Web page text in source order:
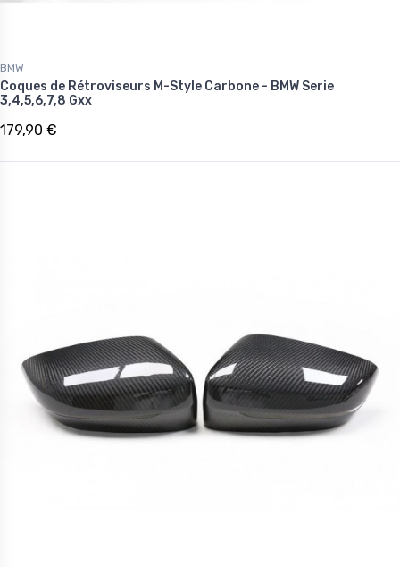
BMW
Coques de Rétroviseurs M-Style Carbone - BMW Serie
3,4,5,6,7,8 Gxx
179,90 €